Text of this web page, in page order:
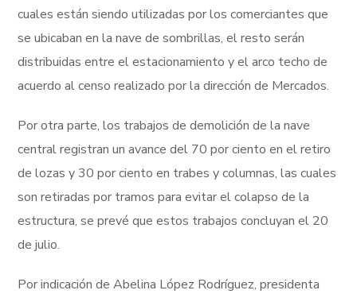
cuales están siendo utilizadas por los comerciantes que
se ubicaban en la nave de sombrillas, el resto serán
distribuidas entre el estacionamiento y el arco techo de
acuerdo al censo realizado por la dirección de Mercados.
Por otra parte, los trabajos de demolición de la nave
central registran un avance del 70 por ciento en el retiro
de lozas y 30 por ciento en trabes y columnas, las cuales
son retiradas por tramos para evitar el colapso de la
estructura, se prevé que estos trabajos concluyan el 20
de julio.
Por indicación de Abelina López Rodríguez, presidenta